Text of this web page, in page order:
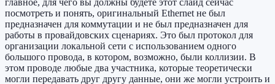
посмотреть и понять, оригинальный Ethernet не был
предназначен для коммутации и не был предназначен для
работы в провайдовских сценариях. Это был протокол для
организации локальной сети с использованием одного
большого провода, в котором, возможно, были коллизии. В
этом проводе любые два участника, которые теоретически
могли передавать друг другу данные, они же могли устроить и